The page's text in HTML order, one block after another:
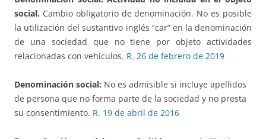
social. Cambio obligatorio de denominación. No es posible
la utilización del sustantivo inglés “car” en la denominación
de una sociedad que no tiene por objeto actividades
relacionadas con vehículos. R. 26 de febrero de 2019
Denominación social: No es admisible si incluye apellidos
de persona que no forma parte de la sociedad y no presta
su consentimiento. R. 19 de abril de 2016